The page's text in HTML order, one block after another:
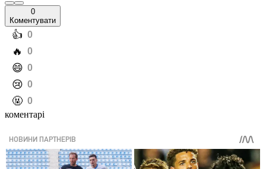
0
Коментувати
️👍 0
️🔥 0
️😄 0
️😢 0
️🤬 0
коментарі